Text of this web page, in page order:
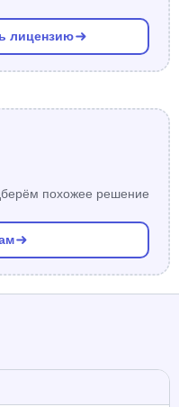
лицензию
похожее решение